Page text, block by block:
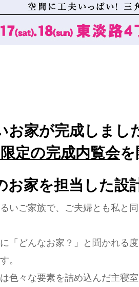
お家が完成しまし
定の完成内覧会を
お家を担当した設
いご家族で、ご夫婦とも私と
「どんなお家？」と聞かれる
。
色々な要素を詰め込んだ主寝